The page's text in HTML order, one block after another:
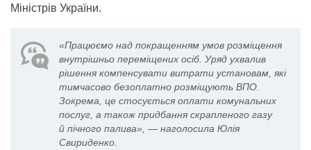
Міністрів України.
«Працюємо над покращенням умов розміщення
внутрішньо переміщених осіб. Уряд ухвалив
рішення компенсувати витрати установам, які
тимчасово безоплатно розміщують ВПО.
Зокрема, це стосується оплати комунальних
послуг, а також придбання скрапленого газу
й пічного палива», — наголосила Юлія
Свириденко.